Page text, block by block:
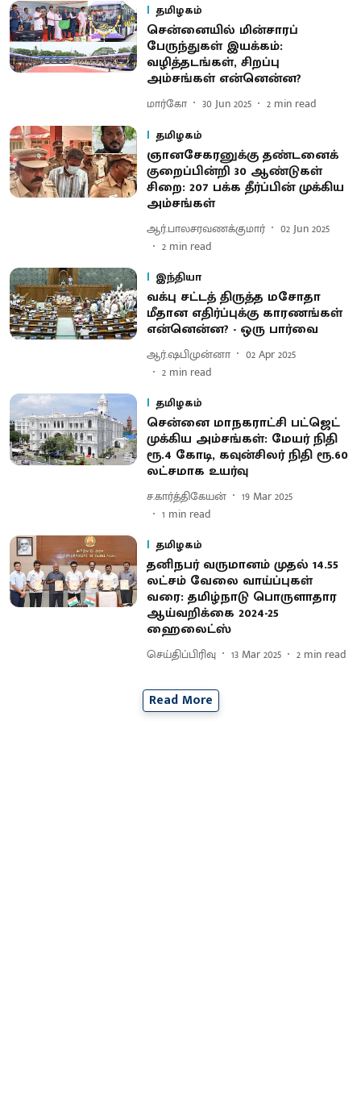
தமிழகம்
சென்னையில் மின்சாரப்
பேருந்துகள் இயக்கம்:
வழித்தடங்கள், சிறப்பு
அம்சங்கள் என்னென்ன?
மார்கோ 30 Jun 2025 2 min read
தமிழகம்
ஞானசேகரனுக்கு தண்டனைக்
குறைப்பின்றி 30 ஆண்டுகள்
சிறை: 207 பக்க தீர்ப்பின் முக்கிய
அம்சங்கள்
ஆர்.பாலசரவணக்குமார்
02 Jun 2025
2 min read
இந்தியா
வக்பு சட்டத் திருத்த மசோதா
மீதான எதிர்ப்புக்கு காரணங்கள்
என்னென்ன? - ஒரு பார்வை
ஆர்.ஷபிமுன்னா
02 Apr 2025
2 min read
தமிழகம்
சென்னை மாநகராட்சி பட்ஜெட்
முக்கிய அம்சங்கள்: மேயர் நிதி
ரூ.4 கோடி, கவுன்சிலர் நிதி ரூ.60
லட்சமாக உயர்வு
ச.கார்த்திகேயன்
19 Mar 2025
1 min read
தமிழகம்
தனிநபர் வருமானம் முதல் 14.55
லட்சம் வேலை வாய்ப்புகள்
வரை: தமிழ்நாடு பொருளாதார
ஆய்வறிக்கை 2024-25
ஹைலைட்ஸ்
செய்திப்பிரிவு 13 Mar 2025 2 min read
Read More